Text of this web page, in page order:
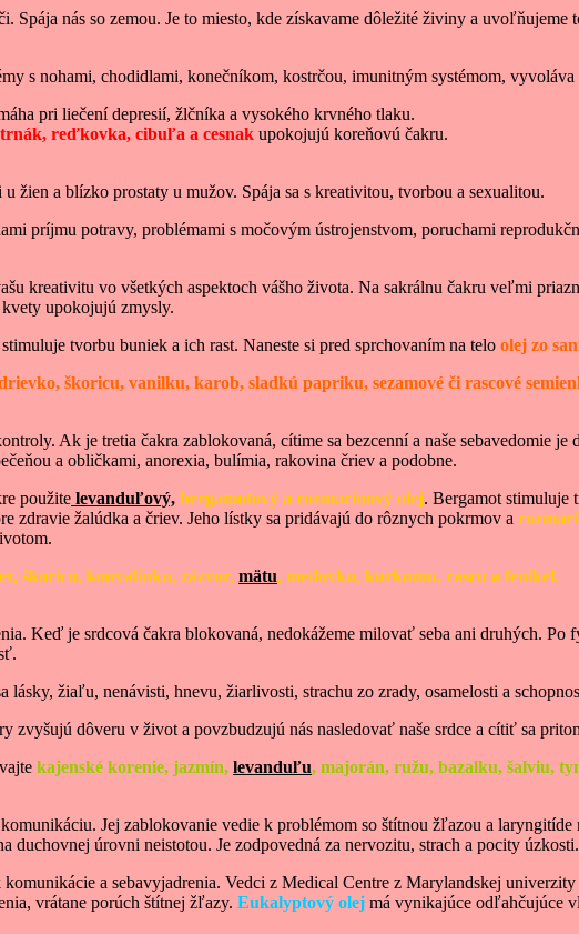
Spája nás so zemou. Je to miesto, kde získavame dôležité živiny a
s nohami, chodidlami, konečníkom, kostrčou, imunitným systémom, vyvoláva
pri liečení depresií, žlčníka a vysokého krvného tlaku.
reďkovka, cibuľa a cesnak upokojujú koreňovú čakru.
žien a blízko prostaty u mužov. Spája sa s kreativitou, tvorbou a sexualitou.
príjmu potravy, problémami s močovým ústrojenstvom, poruchami
kreativitu vo všetkých aspektoch vášho života. Na sakrálnu čakru veľmi
upokojujú zmysly.
tvorbu buniek a ich rast. Naneste si pred sprchovaním na telo olej zo
škoricu, vanilku, karob, sladkú papriku, sezamové či rascové
Ak je tretia čakra zablokovaná, cítime sa bezcenní a naše sebavedomie
a obličkami, anorexia, bulímia, rakovina čriev a podobne.
použite levanduľový, bergamotový a rozmarínový olej. Bergamot stimuluje
zdravie žalúdka a čriev. Jeho lístky sa pridávajú do rôznych pokrmov a
škoricu, konvalinku, zázvor, mätu, medovku, kurkumu, rascu a fenikel.
Keď je srdcová čakra blokovaná, nedokážeme milovať seba ani druhých.
lásky, žiaľu, nenávisti, hnevu, žiarlivosti, strachu zo zrady, osamelosti a
zvyšujú dôveru v život a povzbudzujú nás nasledovať naše srdce a cítiť sa
kajenské korenie, jazmín, levanduľu, majorán, ružu, bazalku, šalviu,
Jej zablokovanie vedie k problémom so štítnou žľazou a
duchovnej úrovni neistotou. Je zodpovedná za nervozitu, strach a pocity úzkosti.
a sebavyjadrenia. Vedci z Medical Centre z Marylandskej
vrátane porúch štítnej žľazy. Eukalyptový olej má vynikajúce odľahčujúce